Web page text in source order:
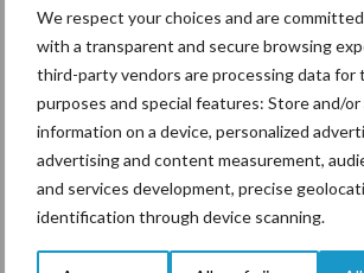
We respect your choices and are
with a transparent and secure browsing
third-party vendors are processing data for
purposes and special features: Store and/or
information on a device, personalized
advertising and content measurement,
and services development, precise
identification through device scanning.
6 aug
ForFarmers ziet
marktaandeel
Nederlandse markt
6 aug
Tien praktische tips
langere levensduur